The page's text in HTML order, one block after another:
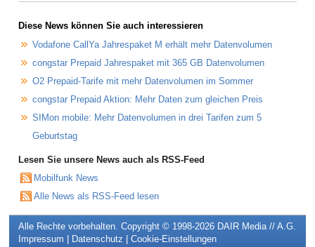
Diese News können Sie auch interessieren
Vodafone CallYa Jahrespaket M erhält mehr Datenvolumen
congstar Prepaid Jahrespaket mit 365 GB Datenvolumen
O2 Prepaid-Tarife mit mehr Datenvolumen im Sommer
congstar Prepaid Aktion: Mehr Daten zum gleichen Preis
SIMon mobile: Mehr Datenvolumen in drei Tarifen zum 5
Geburtstag
Lesen Sie unsere News auch als RSS-Feed
Mobilfunk News
Alle News als RSS-Feed lesen
Alle Rechte vorbehalten. Copyright © 1998-2026 DAIR Media // A.G.
Impressum | Datenschutz | Cookie-Einstellungen